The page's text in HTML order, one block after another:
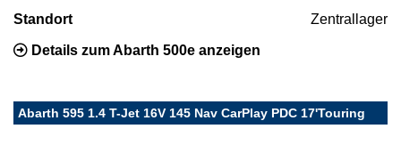
Standort Zentrallager
Details zum Abarth 500e anzeigen
Abarth 595 1.4 T-Jet 16V 145 Nav CarPlay PDC 17'Touring